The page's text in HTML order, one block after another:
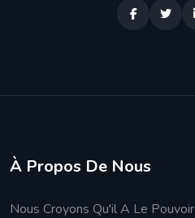
À Propos De Nous
Nous Croyons Qu'il A Le Pouvoir